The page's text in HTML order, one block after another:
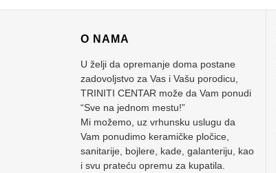
O NAMA
U želji da opremanje doma postane
zadovoljstvo za Vas i Vašu porodicu,
TRINITI CENTAR može da Vam ponudi
“Sve na jednom mestu!”
Mi možemo, uz vrhunsku uslugu da
Vam ponudimo keramičke pločice,
sanitarije, bojlere, kade, galanteriju, kao
i svu prateću opremu za kupatila.